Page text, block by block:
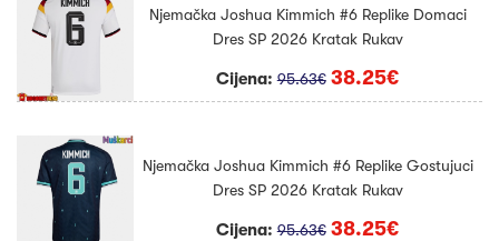
Njemačka Joshua Kimmich #6 Replike Domaci
Dres SP 2026 Kratak Rukav
Cijena:95.63€ 38.25€
Njemačka Joshua Kimmich #6 Replike Gostujuci
Dres SP 2026 Kratak Rukav
Cijena:95.63€ 38.25€